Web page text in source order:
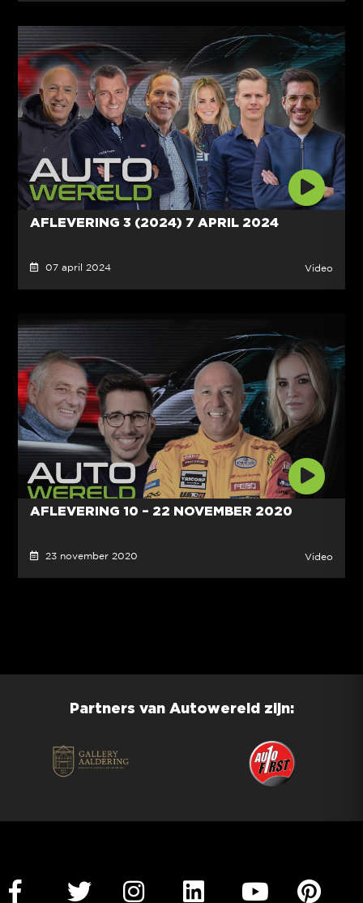
AFLEVERING 3 (2024) 7 APRIL 2024
07 april 2024 Video
AFLEVERING 10 – 22 NOVEMBER 2020
23 november 2020 Video
Partners van Autowereld zijn: